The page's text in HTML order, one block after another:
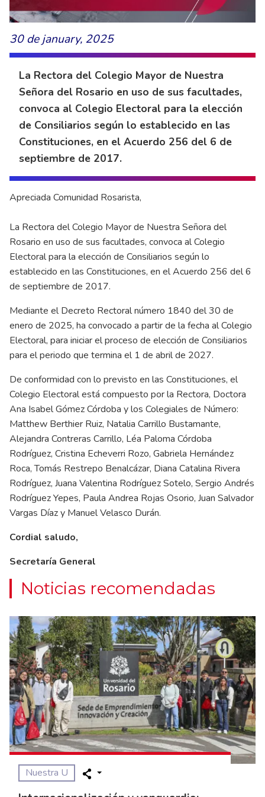
30 de january, 2025
La Rectora del Colegio Mayor de Nuestra
Señora del Rosario en uso de sus facultades,
convoca al Colegio Electoral para la elección
de Consiliarios según lo establecido en las
Constituciones, en el Acuerdo 256 del 6 de
septiembre de 2017.
Apreciada Comunidad Rosarista,
La Rectora del Colegio Mayor de Nuestra Señora del
Rosario en uso de sus facultades, convoca al Colegio
Electoral para la elección de Consiliarios según lo
establecido en las Constituciones, en el Acuerdo 256 del 6
de septiembre de 2017.
Mediante el Decreto Rectoral número 1840 del 30 de
enero de 2025, ha convocado a partir de la fecha al Colegio
Electoral, para iniciar el proceso de elección de Consiliarios
para el periodo que termina el 1 de abril de 2027.
De conformidad con lo previsto en las Constituciones, el
Colegio Electoral está compuesto por la Rectora, Doctora
Ana Isabel Gómez Córdoba y los Colegiales de Número:
Matthew Berthier Ruiz, Natalia Carrillo Bustamante,
Alejandra Contreras Carrillo, Léa Paloma Córdoba
Rodríguez, Cristina Echeverri Rozo, Gabriela Hernández
Roca, Tomás Restrepo Benalcázar, Diana Catalina Rivera
Rodríguez, Juana Valentina Rodríguez Sotelo, Sergio Andrés
Rodríguez Yepes, Paula Andrea Rojas Osorio, Juan Salvador
Vargas Díaz y Manuel Velasco Durán.
Cordial saludo,
Secretaría General
Noticias recomendadas
Nuestra U